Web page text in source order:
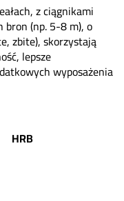
z ciągnikami
bron (np. 5-8 m), o
zbite), skorzystają
lepsze
wyposażenia
HRB